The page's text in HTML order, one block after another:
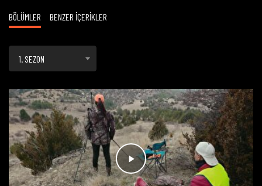
BÖLÜMLER BENZER İÇERİKLER
1. SEZON